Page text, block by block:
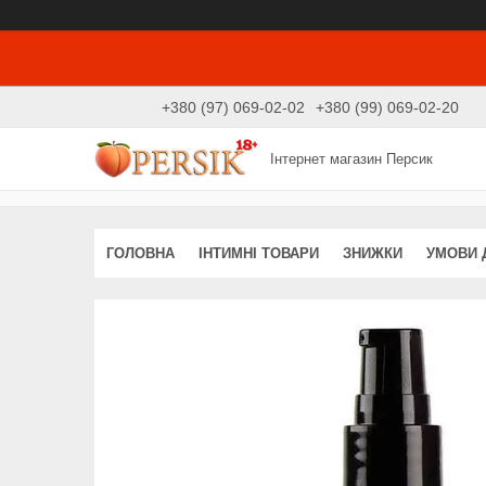
+380 (97) 069-02-02 +380 (99) 069-02-20
Інтернет магазин Персик
ГОЛОВНА ІНТИМНІ ТОВАРИ ЗНИЖКИ УМОВИ